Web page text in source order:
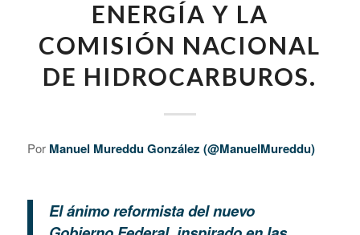
ENERGÍA Y LA
COMISIÓN NACIONAL
DE HIDROCARBUROS.
Por Manuel Mureddu González (@ManuelMureddu)
El ánimo reformista del nuevo